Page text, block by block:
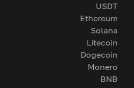
USDT
Ethereum
Solana
Litecoin
Dogecoin
Monero
BNB